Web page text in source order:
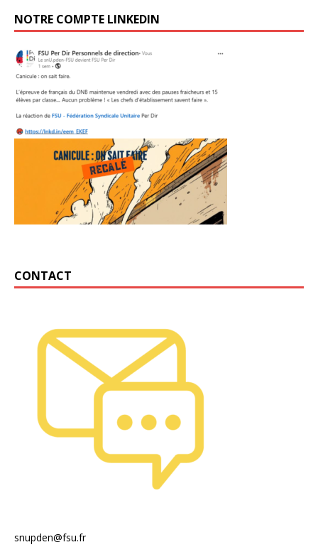
NOTRE COMPTE LINKEDIN
CONTACT
snupden@fsu.fr